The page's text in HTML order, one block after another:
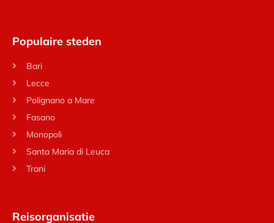
Populaire steden
Bari
Lecce
Polignano a Mare
Fasano
Monopoli
Santa Maria di Leuca
Trani
Reisorganisatie